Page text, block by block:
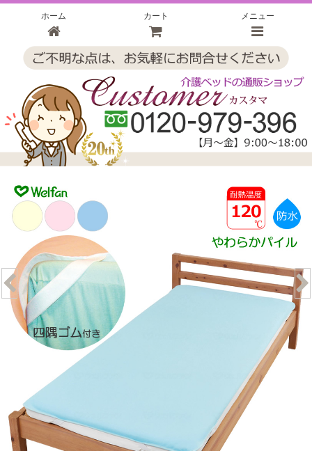
ホーム カート メニュー